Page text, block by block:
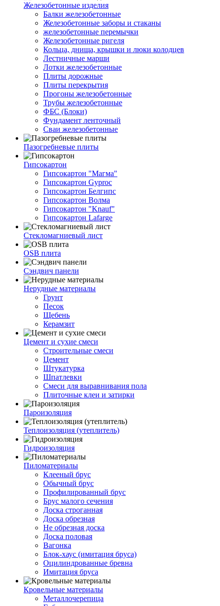
Железобетонные изделия
Балки железобетонные
Железобетонные заборы и стаканы
железобетонные перемычки
Железобетонные ригеля
Кольца, днища, крышки и люки колодцев
Лестничные марши
Лотки железобетонные
Плиты дорожные
Плиты перекрытия
Прогоны железобетонные
Трубы железобетонные
ФБС (Блоки)
Фундамент ленточный
Сваи железобетонные
Пазогребневые плиты
Гипсокартон
Гипсокартон "Магма"
Гипсокартон Gyproc
Гипсокартон Белгипс
Гипсокартон Волма
Гипсокартон "Knauf"
Гипсокартон Lafarge
Стекломагниевый лист
OSB плита
Сэндвич панели
Нерудные материалы
Грунт
Песок
Щебень
Керамзит
Цемент и сухие смеси
Строительные смеси
Цемент
Штукатурка
Шпатлевки
Смеси для выравнивания пола
Плиточные клеи и затирки
Пароизоляция
Теплоизоляция (утеплитель)
Гидроизоляция
Пиломатериалы
Клееный брус
Обычный брус
Профилированный брус
Брус малого сечения
Доска строганная
Доска обрезная
Не обрезная доска
Доска половая
Вагонка
Блок-хаус (имитация бруса)
Оцилиндрованные бревна
Имитация бруса
Кровельные материалы
Металлочерепица